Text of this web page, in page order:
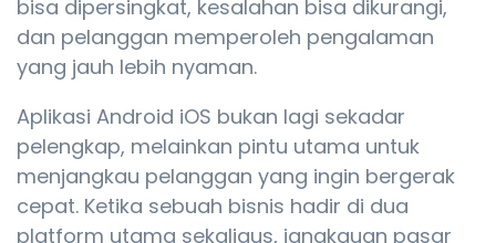
bisa dipersingkat, kesalahan bisa dikurangi,
dan pelanggan memperoleh pengalaman
yang jauh lebih nyaman.
Aplikasi Android iOS bukan lagi sekadar
pelengkap, melainkan pintu utama untuk
menjangkau pelanggan yang ingin bergerak
cepat. Ketika sebuah bisnis hadir di dua
platform utama sekaligus, jangkauan pasar